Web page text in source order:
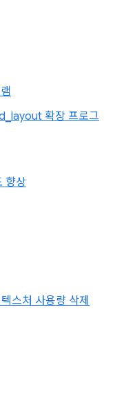
확장 프로그
향상
스처 사용량 삭제